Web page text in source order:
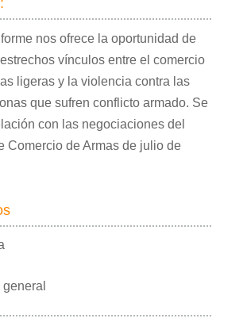
nos ofrece la oportunidad de
vínculos entre el comercio
ligeras y la violencia contra las
que sufren conflicto armado. Se
con las negociaciones del
Comercio de Armas de julio de